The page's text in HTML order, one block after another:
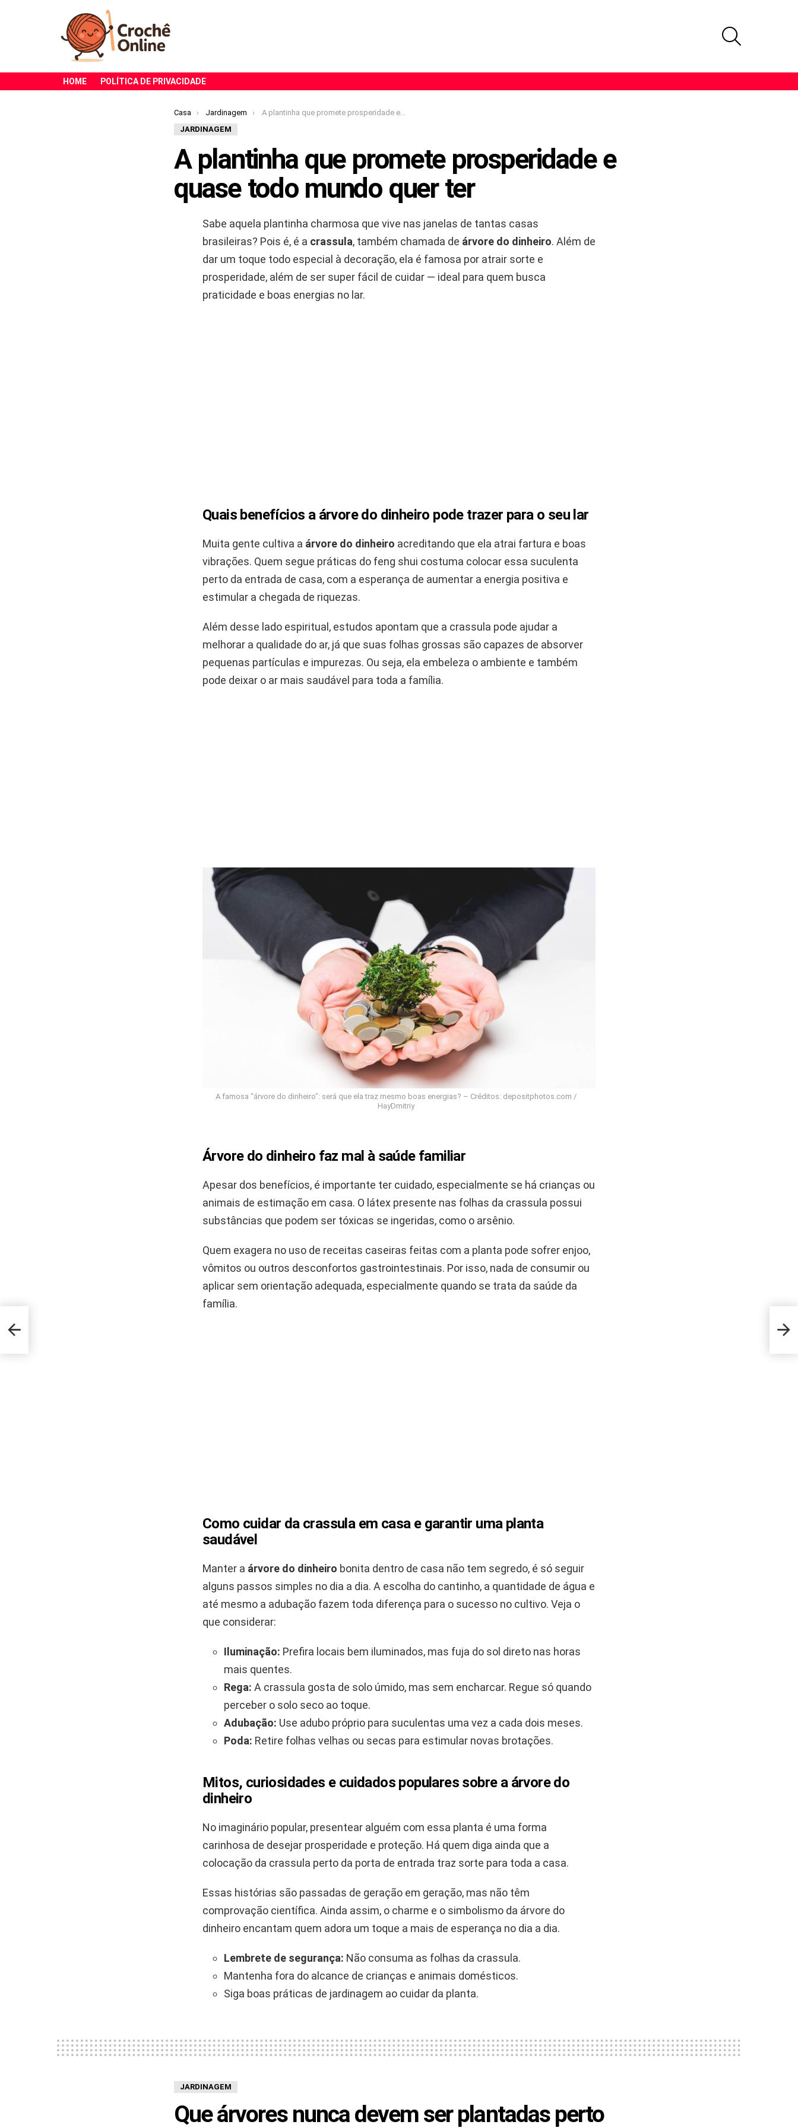
HOME POLÍTICA DE PRIVACIDADE
Você está aqui:
Casa Jardinagem
A plantinha que promete prosperidade e quase todo mundo quer ter
JARDINAGEM
A plantinha que promete prosperidade e
quase todo mundo quer ter
Sabe aquela plantinha charmosa que vive nas janelas de tantas casas
brasileiras? Pois é, é a crassula, também chamada de árvore do dinheiro. Além de
dar um toque todo especial à decoração, ela é famosa por atrair sorte e
prosperidade, além de ser super fácil de cuidar — ideal para quem busca
praticidade e boas energias no lar.
Quais benefícios a árvore do dinheiro pode trazer para o seu lar
Muita gente cultiva a árvore do dinheiro acreditando que ela atrai fartura e boas
vibrações. Quem segue práticas do feng shui costuma colocar essa suculenta
perto da entrada de casa, com a esperança de aumentar a energia positiva e
estimular a chegada de riquezas.
Além desse lado espiritual, estudos apontam que a crassula pode ajudar a
melhorar a qualidade do ar, já que suas folhas grossas são capazes de absorver
pequenas partículas e impurezas. Ou seja, ela embeleza o ambiente e também
pode deixar o ar mais saudável para toda a família.
A famosa “árvore do dinheiro”: será que ela traz mesmo boas energias? – Créditos: depositphotos.com /
HayDmitriy
Árvore do dinheiro faz mal à saúde familiar
Apesar dos benefícios, é importante ter cuidado, especialmente se há crianças ou
animais de estimação em casa. O látex presente nas folhas da crassula possui
substâncias que podem ser tóxicas se ingeridas, como o arsênio.
Quem exagera no uso de receitas caseiras feitas com a planta pode sofrer enjoo,
vômitos ou outros desconfortos gastrointestinais. Por isso, nada de consumir ou
aplicar sem orientação adequada, especialmente quando se trata da saúde da
família.
Como cuidar da crassula em casa e garantir uma planta
saudável
Manter a árvore do dinheiro bonita dentro de casa não tem segredo, é só seguir
alguns passos simples no dia a dia. A escolha do cantinho, a quantidade de água e
até mesmo a adubação fazem toda diferença para o sucesso no cultivo. Veja o
que considerar:
Iluminação: Prefira locais bem iluminados, mas fuja do sol direto nas horas
mais quentes.
Rega: A crassula gosta de solo úmido, mas sem encharcar. Regue só quando
perceber o solo seco ao toque.
Adubação: Use adubo próprio para suculentas uma vez a cada dois meses.
Poda: Retire folhas velhas ou secas para estimular novas brotações.
Mitos, curiosidades e cuidados populares sobre a árvore do
dinheiro
No imaginário popular, presentear alguém com essa planta é uma forma
carinhosa de desejar prosperidade e proteção. Há quem diga ainda que a
colocação da crassula perto da porta de entrada traz sorte para toda a casa.
Essas histórias são passadas de geração em geração, mas não têm
comprovação científica. Ainda assim, o charme e o simbolismo da árvore do
dinheiro encantam quem adora um toque a mais de esperança no dia a dia.
Lembrete de segurança: Não consuma as folhas da crassula.
Mantenha fora do alcance de crianças e animais domésticos.
Siga boas práticas de jardinagem ao cuidar da planta.
JARDINAGEM
Que árvores nunca devem ser plantadas perto